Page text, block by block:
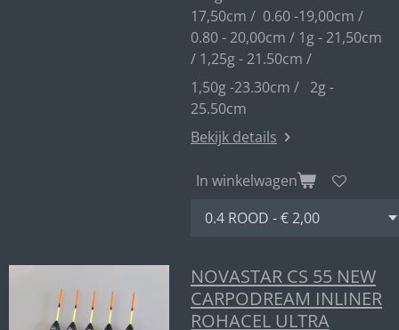
17,50cm / 0.60 -19,00cm /
0.80 - 20,00cm / 1g - 21,50cm
/ 1,25g - 21.50cm /
1,50g -23.30cm / 2g -
25.50cm
Bekijk details
In winkelwagen
NOVASTAR CS 55 NEW
CARPODREAM INLINER
ROHACEL ULTRA